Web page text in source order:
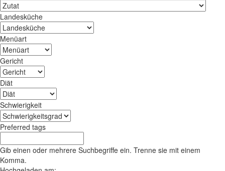
Landesküche
Menüart
Gericht
Diät
Schwierigkeit
Preferred tags
Gib einen oder mehrere Suchbegriffe ein. Trenne sie mit einem
Komma.